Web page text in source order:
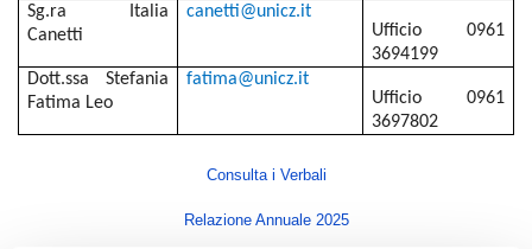
Sg.ra
Italia
Canetti
canetti@unicz.it
Ufficio 0961
3694199
Dott.ssa Stefania
Fatima Leo
fatima@unicz.it
Ufficio 0961
3697802
Consulta i Verbali
Relazione Annuale 2025